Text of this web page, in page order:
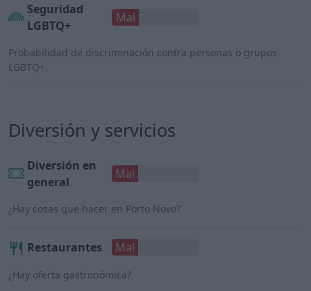
Seguridad
LGBTQ+
Mal
Probabilidad de discriminación contra personas o grupos
LGBTQ+.
Diversión y servicios
Diversión en
general
Mal
¿Hay cosas que hacer en Porto Novo?
Restaurantes Mal
¿Hay oferta gastronómica?